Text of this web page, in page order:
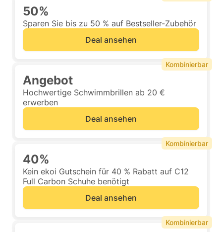
50%
Sparen Sie bis zu 50 % auf Bestseller-Zubehör
Deal ansehen
Angebot
Hochwertige Schwimmbrillen ab 20 €
erwerben
Deal ansehen
Kombinierbar
40%
Kein ekoi Gutschein für 40 % Rabatt auf C12
Full Carbon Schuhe benötigt
Deal ansehen
Kombinierbar
Kombinierbar